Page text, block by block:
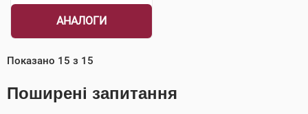
АНАЛОГИ
Показано 15 з 15
Поширені запитання